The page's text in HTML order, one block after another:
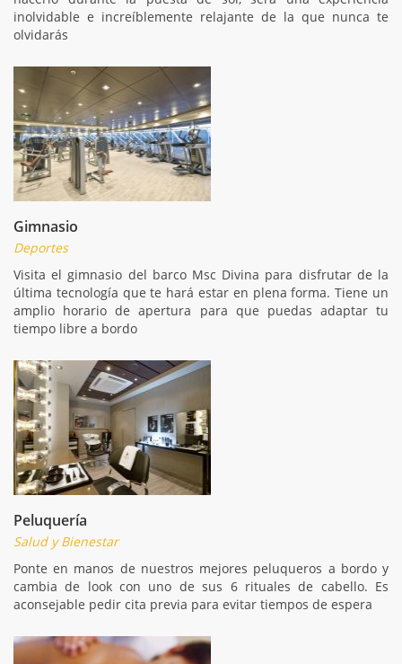
inolvidable e increíblemente relajante de la que nunca te
olvidarás
Gimnasio
Deportes
Visita el gimnasio del barco Msc Divina para disfrutar de la
última tecnología que te hará estar en plena forma. Tiene un
amplio horario de apertura para que puedas adaptar tu
tiempo libre a bordo
Peluquería
Salud y Bienestar
Ponte en manos de nuestros mejores peluqueros a bordo y
cambia de look con uno de sus 6 rituales de cabello. Es
aconsejable pedir cita previa para evitar tiempos de espera